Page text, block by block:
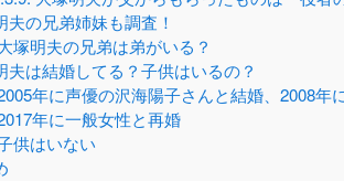
夫の兄弟姉妹も調査！
塚明夫の兄弟は弟がいる？
夫は結婚してる？子供はいるの？
年に声優の沢海陽子さんと結婚、2008年
年に一般女性と再婚
供はいない